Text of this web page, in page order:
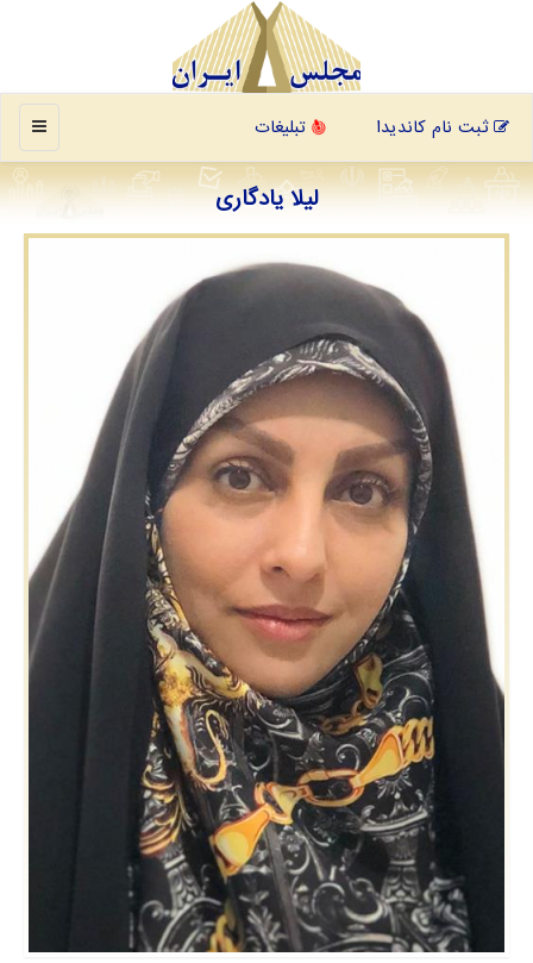
منو ثبت نام کاندیدا تبلیغات
لیلا یادگاری